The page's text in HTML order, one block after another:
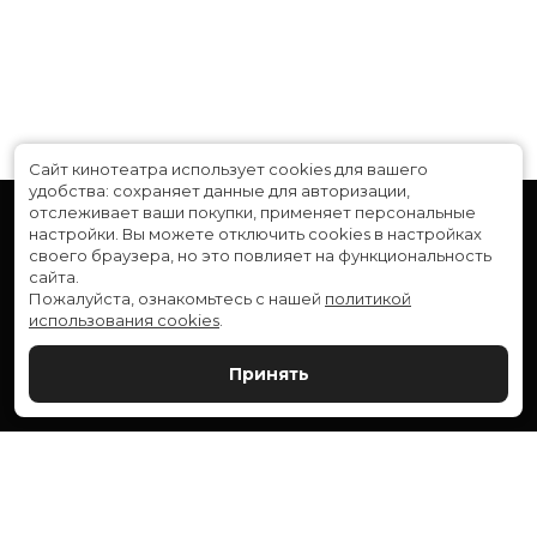
Расписание
Скоро в кино
Служба поддержки
Сайт кинотеатра использует cookies для вашего
удобства: сохраняет данные для авторизации,
отслеживает ваши покупки, применяет персональные
настройки. Вы можете отключить cookies в настройках
своего браузера, но это повлияет на функциональность
сайта.
Пожалуйста, ознакомьтесь с нашей политикой
использования cookies
Принять